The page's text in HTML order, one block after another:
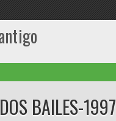
BAILES-1997